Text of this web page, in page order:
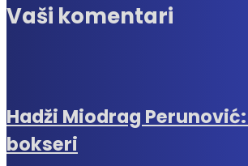
Vaši komentari
Hadži Miodrag
bokseri